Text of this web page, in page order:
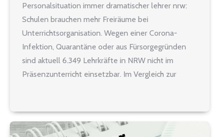
Personalsituation immer dramatischer lehrer nrw:
Schulen brauchen mehr Freiräume bei
Unterrichtsorganisation. Wegen einer Corona-
Infektion, Quarantäne oder aus Fürsorgegründen
sind aktuell 6.349 Lehrkräfte in NRW nicht im
Präsenzunterricht einsetzbar. Im Vergleich zur
bedingt fehlende Lehrerinnen und Lehrer auswies,
bedeutet das eine Zunahme von fast 30 Prozent.